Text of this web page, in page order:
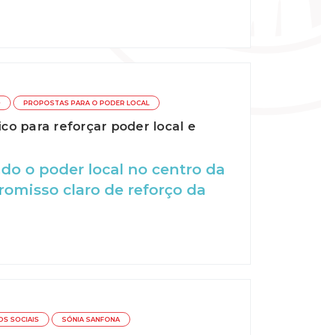
PROPOSTAS PARA O PODER LOCAL
para reforçar poder local e
o poder local no centro da
claro de reforço da
SOCIAIS SÓNIA SANFONA